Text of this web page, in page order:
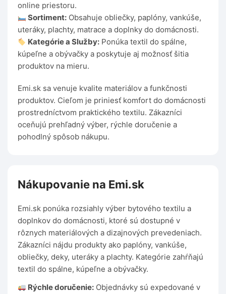
online priestoru.
Sortiment: Obsahuje obliečky, paplóny, vankúše,
uteráky, plachty, matrace a doplnky do domácnosti.
Kategórie a Služby: Ponúka textil do spálne,
kúpeľne a obývačky a poskytuje aj možnosť šitia
produktov na mieru.
Emi.sk sa venuje kvalite materiálov a funkčnosti
produktov. Cieľom je priniesť komfort do domácnosti
prostredníctvom praktického textilu. Zákazníci
oceňujú prehľadný výber, rýchle doručenie a
pohodlný spôsob nákupu.
Nákupovanie na Emi.sk
Emi.sk ponúka rozsiahly výber bytového textilu a
doplnkov do domácnosti, ktoré sú dostupné v
rôznych materiálových a dizajnových prevedeniach.
Zákazníci nájdu produkty ako paplóny, vankúše,
obliečky, deky, uteráky a plachty. Kategórie zahŕňajú
textil do spálne, kúpeľne a obývačky.
Rýchle doručenie: Objednávky sú expedované v